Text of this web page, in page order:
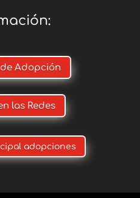
Adopción
las Redes
adopciones